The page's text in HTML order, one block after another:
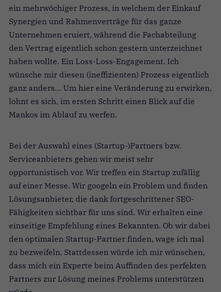
ein mehrwöchiger Prozess, in welchem der Einkauf
Synergien und Rahmenverträge für das ganze
Unternehmen eruiert, während die Fachabteilung
den Vertrag eigentlich schon gestern unterzeichnet
haben wollte. Ein Loss-Loss-Engagement. Ich
wünsche mir diesen (ineffizienten) Prozess eigentlich
ganz anders… Um hier eine Veränderung zu erwirken,
lohnt es sich, im ersten Schritt einen Blick auf die
Mankos im Ablauf zu werfen.
Bei der Auswahl eines (Startup-)Partners bzw.
Serviceanbieters gehen wir meist sehr
opportunistisch vor. Wir treffen ein Startup zufällig
auf einer Messe. Wir googeln ein Problem und finden
Lösungsanbieter, die dank fortgeschrittener SEO-
Fähigkeiten sichtbar für uns sind. Wir erhalten eine
einseitige Empfehlung eines Bekannten. Ob wir dabei
den optimalen Startup-Partner finden, wage ich mal
zu bezweifeln. Stattdessen würde ich mir wünschen,
dass mich ein Experte beim Auffinden des perfekten
Partners zur Lösung meines Problems unterstützen